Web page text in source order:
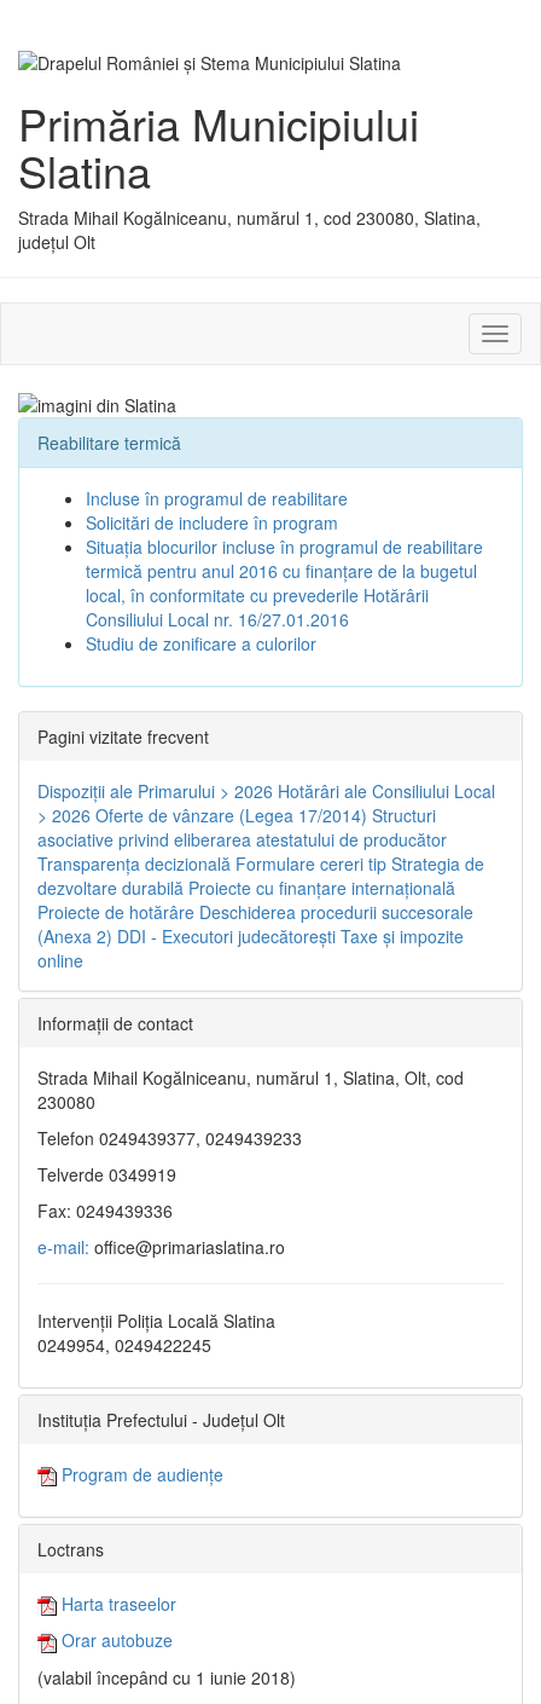
Primăria Municipiului
Slatina
Strada Mihail Kogălniceanu, numărul 1, cod 230080, Slatina,
județul Olt
sau
Reabilitare termică
Incluse în programul de reabilitare
Solicitări de includere în program
Situația blocurilor incluse în programul de reabilitare
termică pentru anul 2016 cu finanțare de la bugetul
local, în conformitate cu prevederile Hotărârii
Consiliului Local nr. 16/27.01.2016
Studiu de zonificare a culorilor
Pagini vizitate frecvent
Dispoziţii ale Primarului > 2026 Hotărâri ale Consiliului Local
> 2026 Oferte de vânzare (Legea 17/2014) Structuri
asociative privind eliberarea atestatului de producător
Transparenţa decizională Formulare cereri tip Strategia de
dezvoltare durabilă Proiecte cu finanţare internaţională
Proiecte de hotărâre Deschiderea procedurii succesorale
(Anexa 2) DDI - Executori judecătorești Taxe şi impozite
online
Informaţii de contact
Strada Mihail Kogălniceanu, numărul 1, Slatina, Olt, cod
230080
Telefon 0249439377, 0249439233
Telverde 0349919
Fax: 0249439336
e-mail: office@primariaslatina.ro
Intervenții Poliția Locală Slatina
0249954, 0249422245
Instituția Prefectului - Județul Olt
Program de audiențe
Loctrans
Harta traseelor
Orar autobuze
(valabil începând cu 1 iunie 2018)